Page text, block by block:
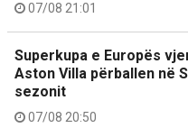
07/08 21:01
Superkupa e Europës
Aston Villa përballen në
sezonit
07/08 20:50